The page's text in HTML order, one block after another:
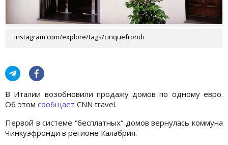
instagram.com/explore/tags/cinquefrondi
В Италии возобновили продажу домов по одному евро.
Об этом сообщает CNN travel.
Первой в системе “бесплатных“ домов вернулась коммуна
Чинкуэфронди в регионе Калабрия.